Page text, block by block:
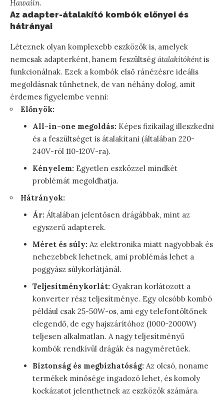
Hawaiin.
Az adapter-átalakító kombók előnyei és
hátrányai
Léteznek olyan komplexebb eszközök is, amelyek
nemcsak adapterként, hanem feszültség átalakítókéntis
funkcionálnak. Ezek a kombók első ránézésre ideális
megoldásnak tűnhetnek, de van néhány dolog, amit
érdemes figyelembe venni:
Előnyök:
All-in-one megoldás: Képes fizikailag illeszkedni
és a feszültséget is átalakítani (általában 220-
240V-ról 110-120V-ra).
Kényelem: Egyetlen eszközzel mindkét
problémát megoldhatja.
Hátrányok:
Ár: Általában jelentősen drágábbak, mint az
egyszerű adapterek.
Méret és súly: Az elektronika miatt nagyobbak és
nehezebbek lehetnek, ami problémás lehet a
poggyász súlykorlátjánál.
Teljesítménykorlát: Gyakran korlátozott a
konverter rész teljesítménye. Egy olcsóbb kombó
például csak 25-50W-os, ami egy telefontöltőnek
elegendő, de egy hajszárítóhoz (1000-2000W)
teljesen alkalmatlan. A nagy teljesítményű
kombók rendkívül drágák és nagyméretűek.
Biztonság és megbízhatóság: Az olcsó, noname
termékek minősége ingadozó lehet, és komoly
kockázatot jelenthetnek az eszközök számára.